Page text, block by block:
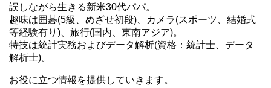
誤しながら生きる新米30代パパ。
趣味は囲碁(5級、めざせ初段)、カメラ(スポーツ、結婚式
等経験有り)、旅行(国内、東南アジア)。
特技は統計実務およびデータ解析(資格：統計士、データ
解析士)。
お役に立つ情報を提供していきます。